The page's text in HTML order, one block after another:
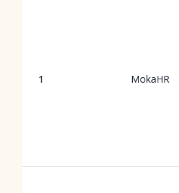
1 MokaHR